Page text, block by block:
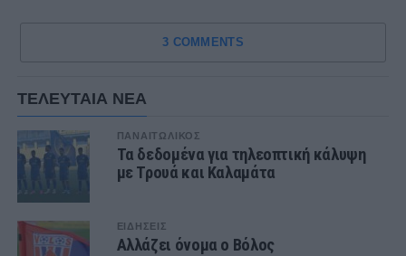
3 COMMENTS
ΤΕΛΕΥΤΑΙΑ ΝΕΑ
ΠΑΝΑΙΤΩΛΙΚΟΣ
Τα δεδομένα για τηλεοπτική κάλυψη
με Τρουά και Καλαμάτα
ΕΙΔΗΣΕΙΣ
Αλλάζει όνομα ο Βόλος